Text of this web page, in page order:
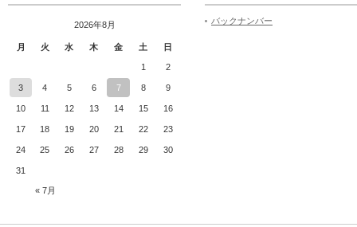
2026年8月
月 火 水 木 金 土 日
« 7月
1 2
3 4 5 6 7 8 9
10 11 12 13 14 15 16
17 18 19 20 21 22 23
24 25 26 27 28 29 30
31
バックナンバー